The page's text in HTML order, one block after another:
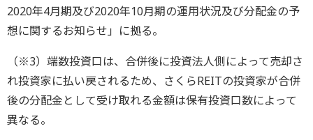
2020年4月期及び2020年10月期の運用状況及び分配金の予
想に関するお知らせ」に拠る。
（※3）端数投資口は、合併後に投資法人側によって売却さ
れ投資家に払い戻されるため、さくらREITの投資家が合併
後の分配金として受け取れる金額は保有投資口数によって
異なる。